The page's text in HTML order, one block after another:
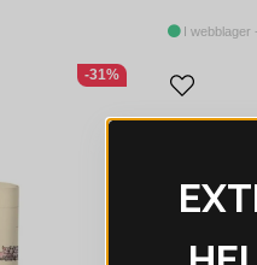
I webblager
-31%